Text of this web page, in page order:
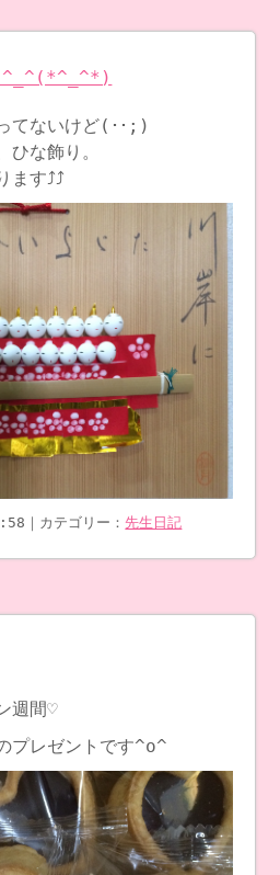
^_^(*^_^*)
てないけど(･･;)
ひな飾り。
ます⤴︎⤴︎
｜カテゴリー：先生日記
週間♡
プレゼントです^o^